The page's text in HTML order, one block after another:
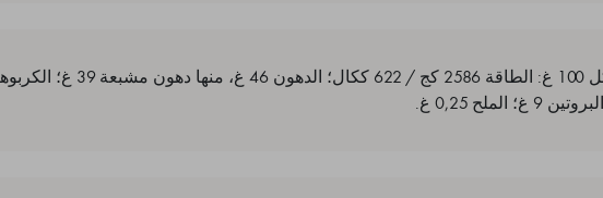
القيم الغذائية المتوسطة لكل 100 غ: الطاقة 2586 كج / 622 ككال؛